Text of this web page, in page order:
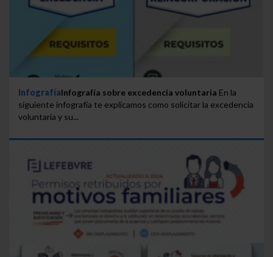
InfografíaInfografía sobre excedencia voluntaria En la
siguiente infografía te explicamos como solicitar la excedencia
voluntaria y su...